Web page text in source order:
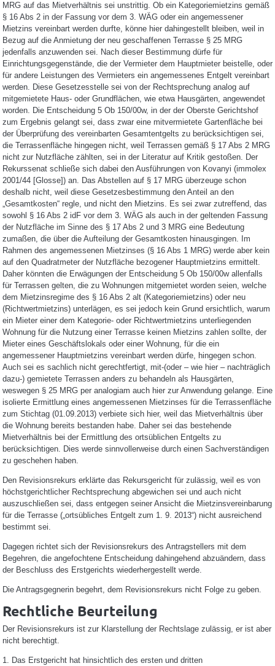
MRG auf das Mietverhältnis sei unstrittig. Ob ein Kategoriemietzins gemäß
§ 16 Abs 2 in der Fassung vor dem 3. WÄG oder ein angemessener
Mietzins vereinbart werden durfte, könne hier dahingestellt bleiben, weil in
Bezug auf die Anmietung der neu geschaffenen Terrasse § 25 MRG
jedenfalls anzuwenden sei. Nach dieser Bestimmung dürfe für
Einrichtungsgegenstände, die der Vermieter dem Hauptmieter beistelle, oder
für andere Leistungen des Vermieters ein angemessenes Entgelt vereinbart
werden. Diese Gesetzesstelle sei von der Rechtsprechung analog auf
mitgemietete Haus- oder Grundflächen, wie etwa Hausgärten, angewendet
worden. Die Entscheidung 5 Ob 150/00w, in der der Oberste Gerichtshof
zum Ergebnis gelangt sei, dass zwar eine mitvermietete Gartenfläche bei
der Überprüfung des vereinbarten Gesamtentgelts zu berücksichtigen sei,
die Terrassenfläche hingegen nicht, weil Terrassen gemäß § 17 Abs 2 MRG
nicht zur Nutzfläche zählten, sei in der Literatur auf Kritik gestoßen. Der
Rekurssenat schließe sich dabei den Ausführungen von Kovanyi (immolex
2001/44 [Glosse]) an. Das Abstellen auf § 17 MRG überzeuge schon
deshalb nicht, weil diese Gesetzesbestimmung den Anteil an den
„Gesamtkosten“ regle, und nicht den Mietzins. Es sei zwar zutreffend, das
sowohl § 16 Abs 2 idF vor dem 3. WÄG als auch in der geltenden Fassung
der Nutzfläche im Sinne des § 17 Abs 2 und 3 MRG eine Bedeutung
zumaßen, die über die Aufteilung der Gesamtkosten hinausgingen. Im
Rahmen des angemessenen Mietzinses (§ 16 Abs 1 MRG) werde aber kein
auf den Quadratmeter der Nutzfläche bezogener Hauptmietzins ermittelt.
Daher könnten die Erwägungen der Entscheidung 5 Ob 150/00w allenfalls
für Terrassen gelten, die zu Wohnungen mitgemietet worden seien, welche
dem Mietzinsregime des § 16 Abs 2 alt (Kategoriemietzins) oder neu
(Richtwertmietzins) unterlägen, es sei jedoch kein Grund ersichtlich, warum
ein Mieter einer dem Kategorie- oder Richtwertmietzins unterliegenden
Wohnung für die Nutzung einer Terrasse keinen Mietzins zahlen sollte, der
Mieter eines Geschäftslokals oder einer Wohnung, für die ein
angemessener Hauptmietzins vereinbart werden dürfe, hingegen schon.
Auch sei es sachlich nicht gerechtfertigt, mit-(oder – wie hier – nachträglich
dazu-) gemietete Terrassen anders zu behandeln als Hausgärten,
weswegen § 25 MRG per analogiam auch hier zur Anwendung gelange. Eine
isolierte Ermittlung eines angemessenen Mietzinses für die Terrassenfläche
zum Stichtag (01.09.2013) verbiete sich hier, weil das Mietverhältnis über
die Wohnung bereits bestanden habe. Daher sei das bestehende
Mietverhältnis bei der Ermittlung des ortsüblichen Entgelts zu
berücksichtigen. Dies werde sinnvollerweise durch einen Sachverständigen
zu geschehen haben.
Den Revisionsrekurs erklärte das Rekursgericht für zulässig, weil es von
höchstgerichtlicher Rechtsprechung abgewichen sei und auch nicht
auszuschließen sei, dass entgegen seiner Ansicht die Mietzinsvereinbarung
für die Terrasse („ortsübliches Entgelt zum 1. 9. 2013“) nicht ausreichend
bestimmt sei.
Dagegen richtet sich der Revisionsrekurs des Antragstellers mit dem
Begehren, die angefochtene Entscheidung dahingehend abzuändern, dass
der Beschluss des Erstgerichts wiederhergestellt werde.
Die Antragsgegnerin begehrt, dem Revisionsrekurs nicht Folge zu geben.
Rechtliche Beurteilung
Der Revisionsrekurs ist zur Klarstellung der Rechtslage zulässig, er ist aber
nicht berechtigt.
1. Das Erstgericht hat hinsichtlich des ersten und dritten